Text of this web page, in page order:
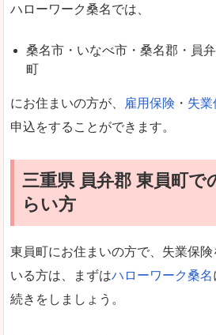
ハローワーク桑名では、
桑名市・いなべ市・桑名郡・員
町
にお住まいの方が、 雇用保険 ・ 失業
申込をすることができます。
三重県 員弁郡 東員町で
らい方
東員町にお住まいの方で、失業保
いる方は、まずはハローワーク桑名
続きをしましょう。